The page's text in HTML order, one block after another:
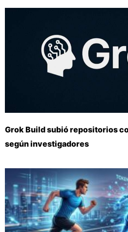
Grok Build subió repositorios
según investigadores